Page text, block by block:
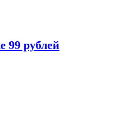
99 рублей